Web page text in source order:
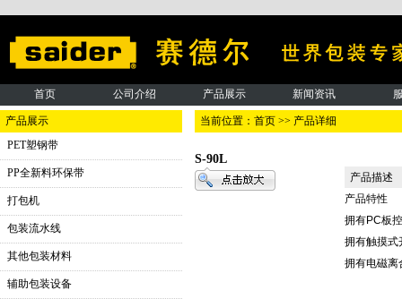
首页 公司介绍 产品展示 新闻资讯
产品展示
PET塑钢带
PP全新料环保带
打包机
包装流水线
其他包装材料
辅助包装设备
当前位置： 首页 >> 产品详细
S-90L
产品描述
产品特性
拥有PC板
拥有触摸式
拥有电磁离